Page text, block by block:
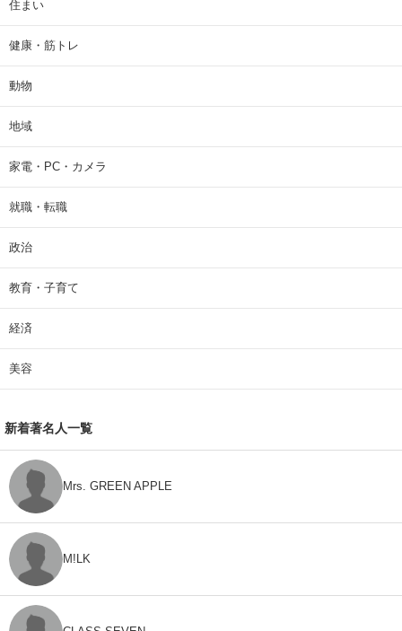
住まい
健康・筋トレ
動物
地域
家電・PC・カメラ
就職・転職
政治
教育・子育て
経済
美容
新着著名人一覧
Mrs. GREEN APPLE
M!LK